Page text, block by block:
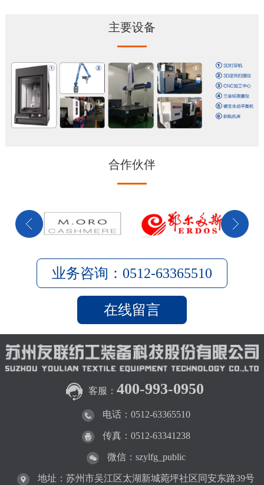
主要设备
合作伙伴
业务咨询：0512-63365510
在线留言
客服： 400-993-0950
电话：0512-63365510
传真：0512-63341238
微信：szylfg_public
地址：苏州市吴江区太湖新城菀坪社区同安东路39号